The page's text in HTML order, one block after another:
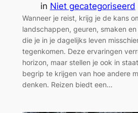
in Niet gecategoriseerd
Wanneer je reist, krijg je de kans
landschappen, geuren, smaken
die je in je dagelijks leven
tegenkomen. Deze ervaringen
horizon, maar stellen je ook in
begrip te krijgen van hoe andere
denken. Reizen biedt een…